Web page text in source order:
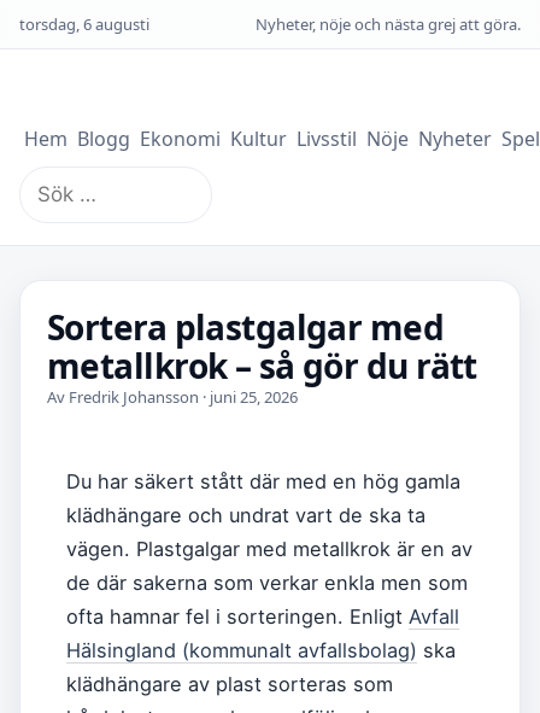
torsdag, 6 augusti Nyheter, nöje och nästa grej att göra.
Hem Blogg Ekonomi Kultur Livsstil Nöje Nyheter Spel
Sök
efter:
Sortera plastgalgar med
metallkrok – så gör du rätt
Av Fredrik Johansson · juni 25, 2026
Du har säkert stått där med en hög gamla
klädhängare och undrat vart de ska ta
vägen. Plastgalgar med metallkrok är en av
de där sakerna som verkar enkla men som
ofta hamnar fel i sorteringen. Enligt Avfall
Hälsingland (kommunalt avfallsbolag) ska
klädhängare av plast sorteras som